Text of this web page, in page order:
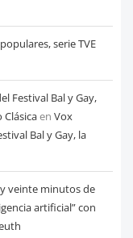
serie TVE
Festival Bal y Gay,
en Vox
Bal y Gay, la
veinte minutos de
artificial” con